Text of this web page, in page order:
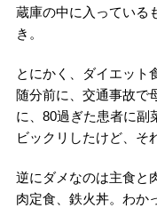
蔵庫の中に入っている
き。
とにかく、ダイエット
随分前に、交通事故で
に、80過ぎた患者に副
ビックリしたけど、そ
逆にダメなのは主食と
肉定食、鉄火丼。わか